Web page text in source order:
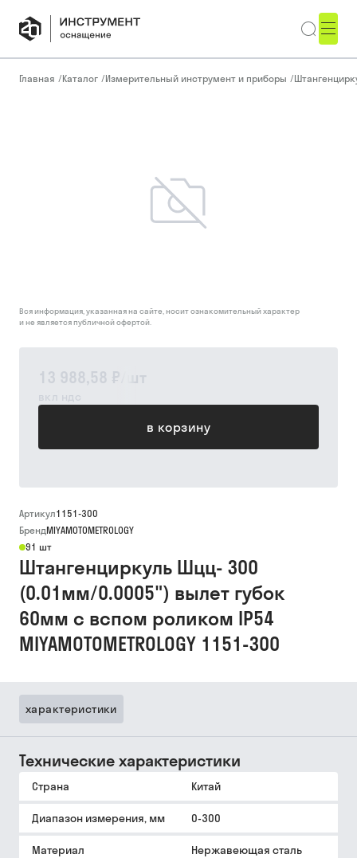
Главная /Каталог /Измерительный инструмент и приборы /
13 988,58 ₽ шт
вкл ндс
в корзину
Вся информация, указанная на сайте, носит ознакомительный характер
и не является публичной офертой.
Артикул1151-300
БрендMIYAMOTOMETROLOGY
91 шт
Штангенциркуль Шцц- 300
(0.01мм/0.0005") вылет губок
60мм с вспом роликом IP54
MIYAMOTOMETROLOGY 1151-300
характеристики
Технические характеристики
Страна Китай
Диапазон измерения, мм 0-300
Материал Нержавеющая сталь